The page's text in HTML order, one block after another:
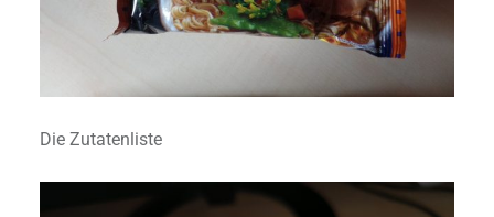
Die Zutatenliste